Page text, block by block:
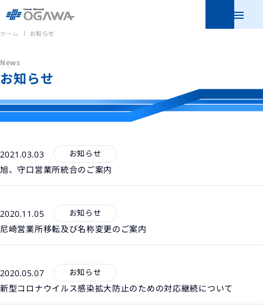
メニュ
ホーム お知らせ
News
お知らせ
2021.03.03 お知らせ
旭、守口営業所統合のご案内
2020.11.05 お知らせ
尼崎営業所移転及び名称変更のご案内
2020.05.07 お知らせ
新型コロナウイルス感染拡大防止のための対応継続について